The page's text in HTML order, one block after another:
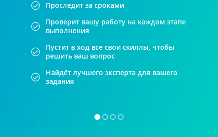
Проследит за сроками
Проверит вашу работу на каждом этапе
выполнения
Пустит в ход все свои скиллы, чтобы
решить ваш вопрос
Найдёт лучшего эксперта для вашего
задания